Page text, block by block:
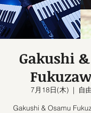
Gakushi
7月18日(木)
  |
自
Gakushi & Osamu